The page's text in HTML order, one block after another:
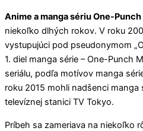
Anime a manga sériu One-Punch
niekoľko dlhých rokov. V roku
vystupujúci pod pseudonymom
1. diel manga série – One-Punch
seriálu, podľa motívov manga
roku 2015 mohli nadšenci manga
televíznej stanici TV Tokyo.
Príbeh sa zameriava na niekoľko